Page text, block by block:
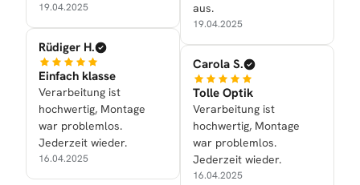
19.04.2025
Rüdiger H.
Einfach klasse
Verarbeitung ist
hochwertig, Montage
war problemlos.
Jederzeit wieder.
16.04.2025
aus.
19.04.2025
Carola S.
Tolle Optik
Verarbeitung ist
hochwertig, Montage
war problemlos.
Jederzeit wieder.
16.04.2025